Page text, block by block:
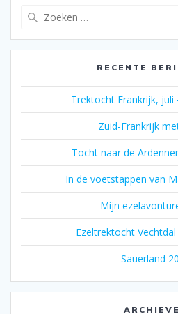
RECENTE
Trektocht Frankrijk, juli
Zuid-Frankrijk
Tocht naar de
In de voetstappen van
Mijn
Ezeltrektocht
Sauerland